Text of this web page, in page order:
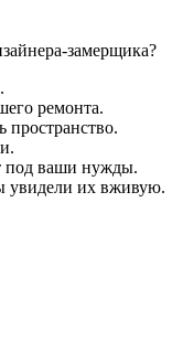
замерщика?
ремонта.
пространство.
под ваши нужды.
увидели их вживую.